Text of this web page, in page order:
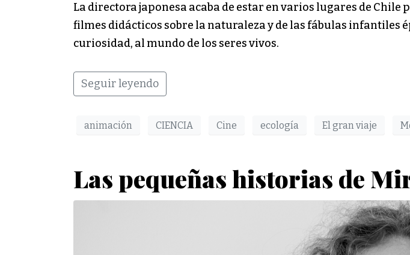
La directora japonesa acaba de estar en varios lugares de Chile
filmes didácticos sobre la naturaleza y de las fábulas infantiles
curiosidad, al mundo de los seres vivos.
Seguir leyendo
animación CIENCIA Cine ecología El gran viaje
Las pequeñas historias de